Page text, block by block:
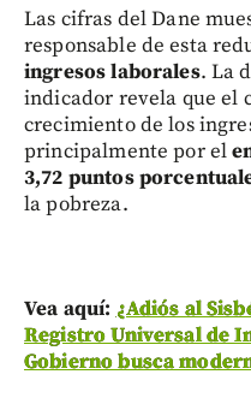
Las cifras del Dane
responsable de esta
ingresos laborales. La
indicador revela que el
crecimiento de los
principalmente por el
3,72 puntos
la pobreza.
Vea aquí: ¿Adiós al
Registro Universal de
Gobierno busca